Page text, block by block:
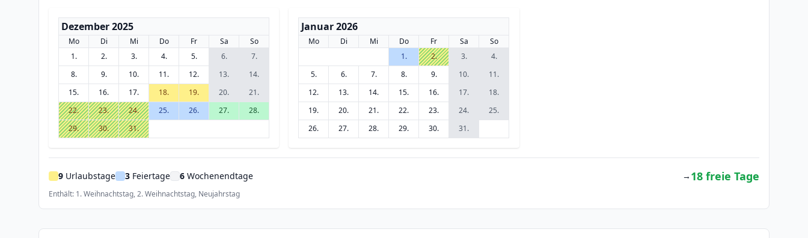
Dezember 2025
Mo Di Mi Do Fr Sa
So
1.
2. 3. 4. 5. 6.
7.
8.
9. 10. 11. 12. 13.
14.
15.
16. 17. 18. 19. 20.
21.
22.
23. 24. 25. 26. 27.
28.
29.
30. 31.
Januar 2026
Mo Di Mi Do Fr Sa
So
1.
2. 3.
4.
5.
6. 7. 8. 9. 10.
11.
12.
13. 14. 15. 16. 17.
18.
19.
20. 21. 22. 23. 24.
25.
26.
27. 28. 29. 30. 31.
9 Urlaubstage 3 Feiertage 6 Wochenendtage → 18 freie Tage
Enthält: 1. Weihnachtstag, 2. Weihnachtstag, Neujahrstag